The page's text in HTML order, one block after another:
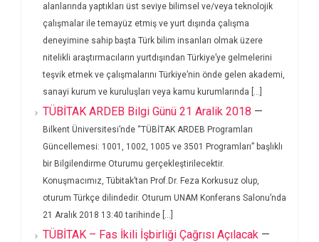
alanlarında yaptıkları üst seviye bilimsel ve/veya teknolojik
çalışmalar ile temayüz etmiş ve yurt dışında çalışma
deneyimine sahip başta Türk bilim insanları olmak üzere
nitelikli araştırmacıların yurtdışından Türkiye’ye gelmelerini
teşvik etmek ve çalışmalarını Türkiye’nin önde gelen akademi,
sanayi kurum ve kuruluşları veya kamu kurumlarında [...]
TÜBİTAK ARDEB Bilgi Günü 21 Aralik 2018 —
Bilkent Üniversitesi’nde “TÜBİTAK ARDEB Programları
Güncellemesi: 1001, 1002, 1005 ve 3501 Programları” başlıklı
bir Bilgilendirme Oturumu gerçekleştirilecektir.
Konuşmacımız, Tübitak’tan Prof.Dr. Feza Korkusuz olup,
oturum Türkçe dilindedir. Oturum UNAM Konferans Salonu’nda
21 Aralık 2018 13:40 tarihinde [...]
TÜBİTAK – Fas İkili İşbirliği Çağrısı Açılacak —